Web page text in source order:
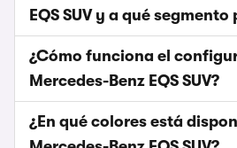
EQS SUV y a qué
¿Cómo funciona el
Mercedes-Benz EQS SUV?
¿En qué colores está